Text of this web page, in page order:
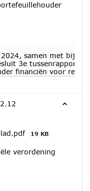
samen met
3e
financiën voor
19 KB
verordening